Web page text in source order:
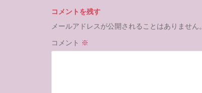
コメントを残す
メールアドレスが公開されることはありません。
コメント ※